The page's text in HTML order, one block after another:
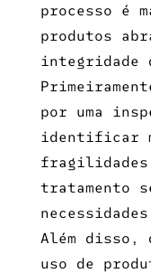
processo é
produtos
integridade
por uma
identificar
tratamento
Além disso,
uso de